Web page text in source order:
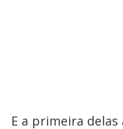
E a primeira